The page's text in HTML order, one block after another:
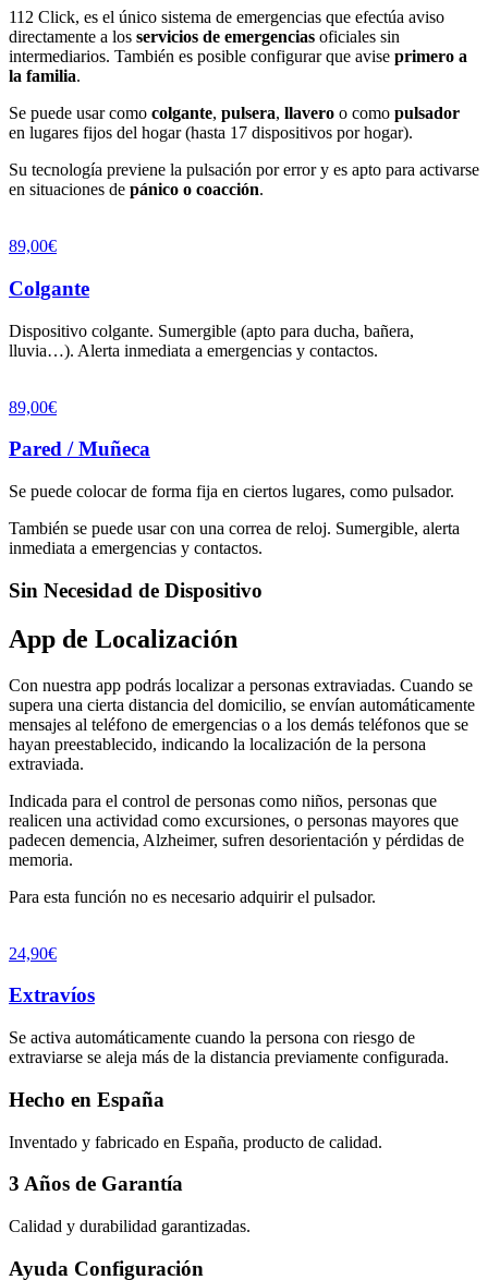
112 Click, es el único sistema de emergencias que efectúa aviso
directamente a los servicios de emergencias oficiales sin
intermediarios. También es posible configurar que avise primero a
la familia.
Se puede usar como colgante, pulsera, llavero o como pulsador
en lugares fijos del hogar (hasta 17 dispositivos por hogar).
Su tecnología previene la pulsación por error y es apto para activarse
en situaciones de pánico o coacción.
89,00€
Colgante
Dispositivo colgante. Sumergible (apto para ducha, bañera,
lluvia…). Alerta inmediata a emergencias y contactos.
89,00€
Pared / Muñeca
Se puede colocar de forma fija en ciertos lugares, como pulsador.
También se puede usar con una correa de reloj. Sumergible, alerta
inmediata a emergencias y contactos.
Sin Necesidad de Dispositivo
App de Localización
Con nuestra app podrás localizar a personas extraviadas. Cuando se
supera una cierta distancia del domicilio, se envían automáticamente
mensajes al teléfono de emergencias o a los demás teléfonos que se
hayan preestablecido, indicando la localización de la persona
extraviada.
Indicada para el control de personas como niños, personas que
realicen una actividad como excursiones, o personas mayores que
padecen demencia, Alzheimer, sufren desorientación y pérdidas de
memoria.
Para esta función no es necesario adquirir el pulsador.
24,90€
Extravíos
Se activa automáticamente cuando la persona con riesgo de
extraviarse se aleja más de la distancia previamente configurada.
Hecho en España
Inventado y fabricado en España, producto de calidad.
3 Años de Garantía
Calidad y durabilidad garantizadas.
Ayuda Configuración